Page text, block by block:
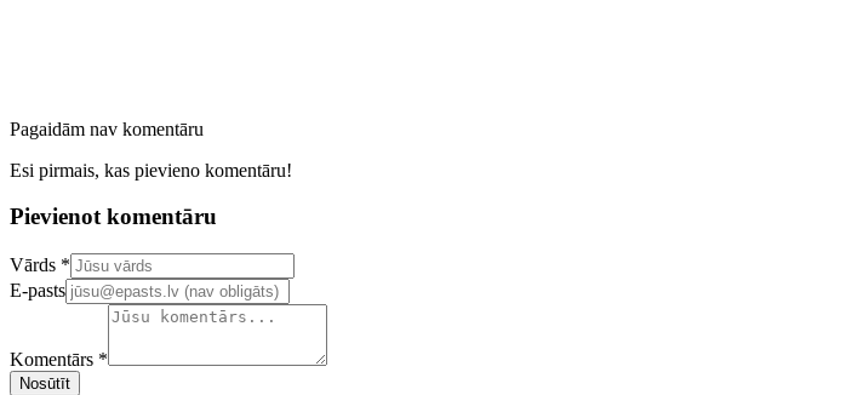
Pagaidām nav komentāru
Esi pirmais, kas pievieno komentāru!
Pievienot komentāru
Confirm your email address
Vārds *
E-pasts
Komentārs *
Nosūtīt